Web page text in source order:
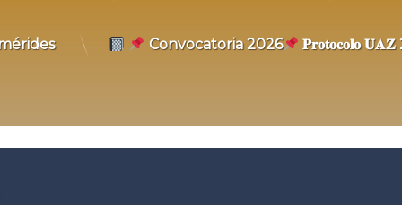
Convocatoria 2026 𝐏𝐫𝐨𝐭𝐨𝐜𝐨𝐥𝐨